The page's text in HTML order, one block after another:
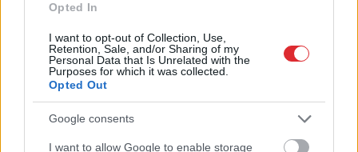
Opted In
I want to opt-out of Collection, Use,
Retention, Sale, and/or Sharing of my
Personal Data that Is Unrelated with the
Purposes for which it was collected.
Opted Out
Google consents
I want to allow Google to enable storage
Atcelt Ziņot